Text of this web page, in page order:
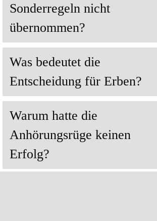
Sonderregeln nicht
übernommen?
Was bedeutet die
Entscheidung für Erben?
Warum hatte die
Anhörungsrüge keinen
Erfolg?